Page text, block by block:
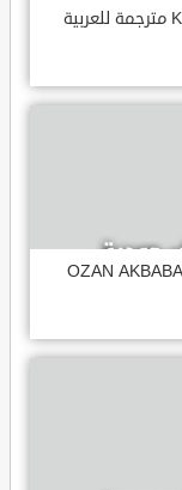
كلمات أغنية اعذرني التركية KUSURA BAKMA مترجمة للعربية